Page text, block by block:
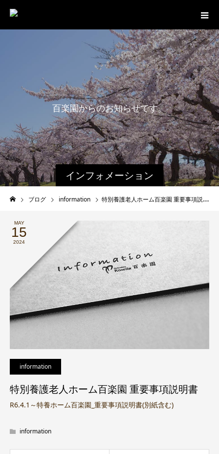
インフォメーション
百楽園からのお知らせです。
ブログ information 特別養護老人ホーム百楽園 重要事項説明書
MAY
15
2024
information
特別養護老人ホーム百楽園 重要事項説明書
R6.4.1～特養ホーム百楽園_重要事項説明書(別紙含む)
information